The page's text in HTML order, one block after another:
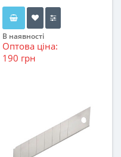
В наявності
Оптова ціна:
190 грн